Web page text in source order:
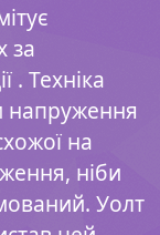
за
. Техніка
напруження
на
ніби
Уолт